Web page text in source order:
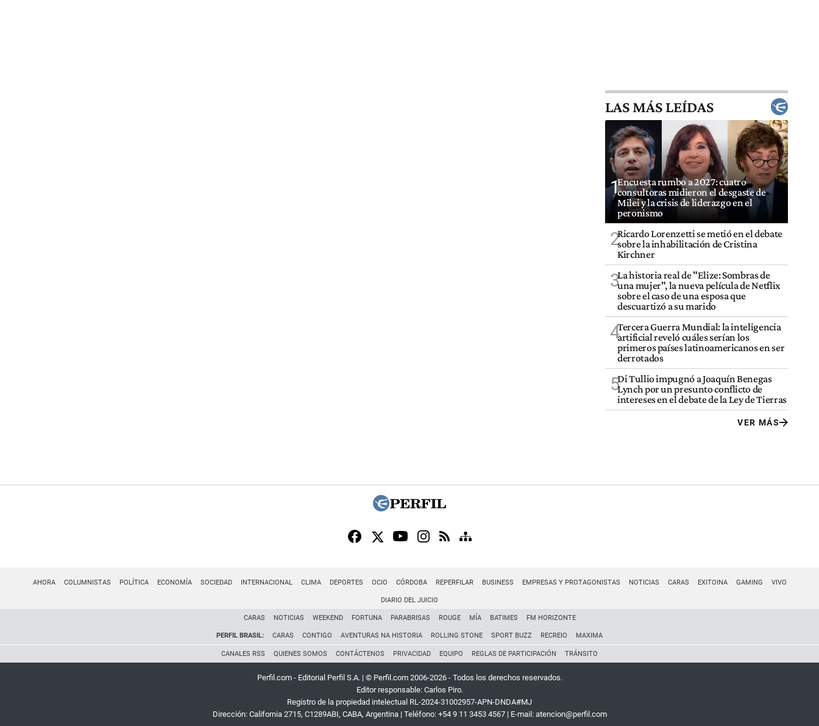
LAS MÁS LEÍDAS
1Encuesta rumbo a 2027: cuatro
consultoras midieron el desgaste de
Milei y la crisis de liderazgo en el
peronismo
2Ricardo Lorenzetti se metió en el debate
sobre la inhabilitación de Cristina
Kirchner
3La historia real de "Elize: Sombras de
una mujer", la nueva película de Netflix
sobre el caso de una esposa que
descuartizó a su marido
4Tercera Guerra Mundial: la inteligencia
artificial reveló cuáles serían los
primeros países latinoamericanos en ser
derrotados
5Di Tullio impugnó a Joaquín Benegas
Lynch por un presunto conflicto de
intereses en el debate de la Ley de Tierras
VER MÁS
AHORA COLUMNISTAS POLÍTICA ECONOMÍA SOCIEDAD INTERNACIONAL CLIMA DEPORTES OCIO CÓRDOBA REPERFILAR BUSINESS EMPRESAS Y PROTAGONISTAS NOTICIAS CARAS EXITOINA GAMING VIVO
DIARIO DEL JUICIO
CARAS NOTICIAS WEEKEND FORTUNA PARABRISAS ROUGE MÍA BATIMES FM HORIZONTE
PERFIL BRASIL: CARAS CONTIGO AVENTURAS NA HISTORIA ROLLING STONE SPORT BUZZ RECREIO MAXIMA
CANALES RSS QUIENES SOMOS CONTÁCTENOS PRIVACIDAD EQUIPO REGLAS DE PARTICIPACIÓN TRÁNSITO
Perfil.com - Editorial Perfil S.A. | © Perfil.com 2006-2026 - Todos los derechos reservados.
Editor responsable: Carlos Piro.
Registro de la propiedad intelectual RL-2024-31002957-APN-DNDA#MJ
Dirección: California 2715, C1289ABI, CABA, Argentina| Teléfono: +54 9 11 3453 4567| E-mail: atencion@perfil.com